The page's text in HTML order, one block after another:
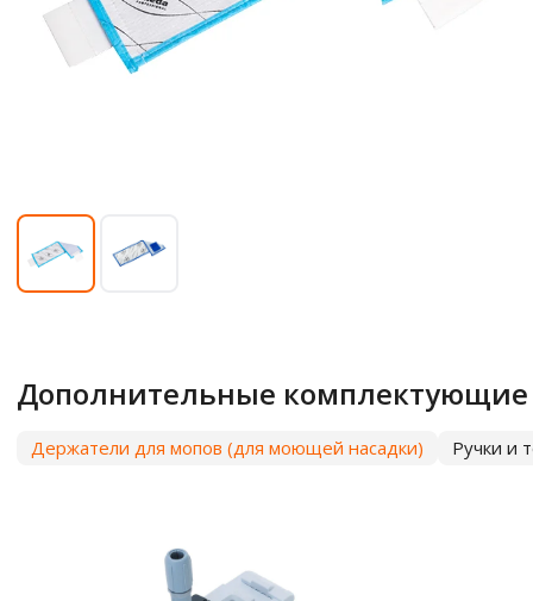
Дополнительные комплектующие
Держатели для мопов (для моющей насадки) Ручки и